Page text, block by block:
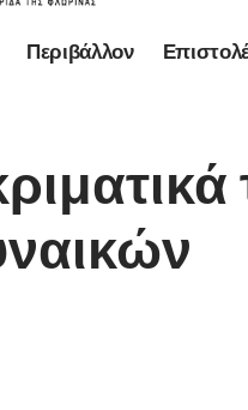
Περιβάλλον